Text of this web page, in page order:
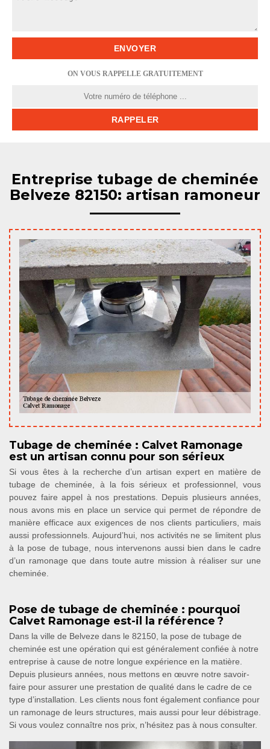
ON VOUS RAPPELLE GRATUITEMENT
Entreprise tubage de cheminée
Belveze 82150: artisan ramoneur
Tubage de cheminée : Calvet Ramonage
est un artisan connu pour son sérieux
Si vous êtes à la recherche d’un artisan expert en matière de
tubage de cheminée, à la fois sérieux et professionnel, vous
pouvez faire appel à nos prestations. Depuis plusieurs années,
nous avons mis en place un service qui permet de répondre de
manière efficace aux exigences de nos clients particuliers, mais
aussi professionnels. Aujourd’hui, nos activités ne se limitent plus
à la pose de tubage, nous intervenons aussi bien dans le cadre
d’un ramonage que dans toute autre mission à réaliser sur une
cheminée.
Pose de tubage de cheminée : pourquoi
Calvet Ramonage est-il la référence ?
Dans la ville de Belveze dans le 82150, la pose de tubage de
cheminée est une opération qui est généralement confiée à notre
entreprise à cause de notre longue expérience en la matière.
Depuis plusieurs années, nous mettons en œuvre notre savoir-
faire pour assurer une prestation de qualité dans le cadre de ce
type d’installation. Les clients nous font également confiance pour
un ramonage de leurs structures, mais aussi pour leur débistrage.
Si vous voulez connaître nos prix, n’hésitez pas à nous consulter.